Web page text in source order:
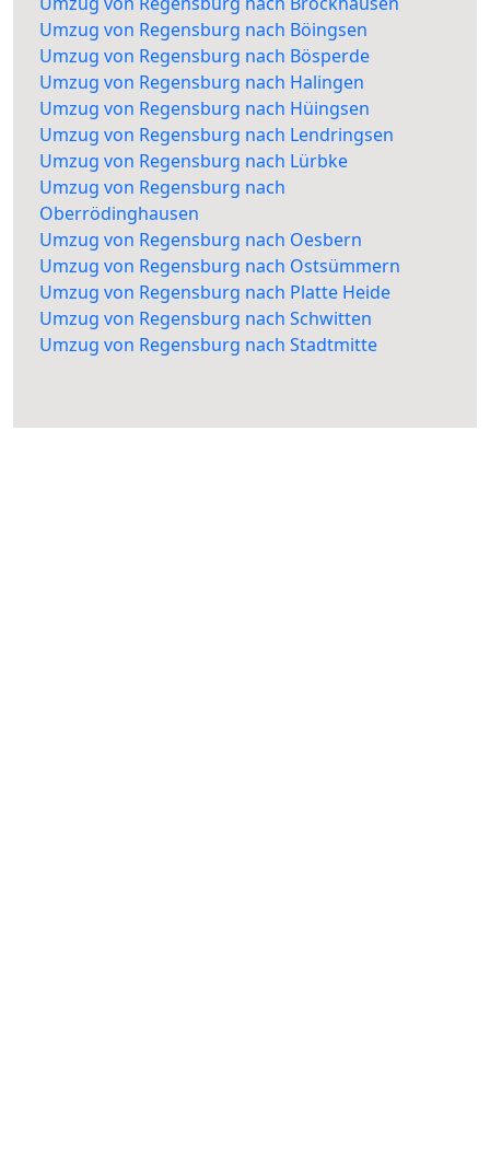
Umzug von Regensburg nach Böingsen
Umzug von Regensburg nach Bösperde
Umzug von Regensburg nach Halingen
Umzug von Regensburg nach Hüingsen
Umzug von Regensburg nach Lendringsen
Umzug von Regensburg nach Lürbke
Umzug von Regensburg nach
Oberrödinghausen
Umzug von Regensburg nach Oesbern
Umzug von Regensburg nach Ostsümmern
Umzug von Regensburg nach Platte Heide
Umzug von Regensburg nach Schwitten
Umzug von Regensburg nach Stadtmitte